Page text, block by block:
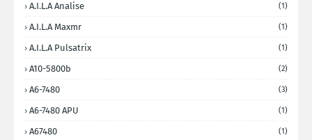
A.I.L.A Analise (1)
A.I.L.A Maxmr (1)
A.I.L.A Pulsatrix (1)
A10-5800b (2)
A6-7480 (3)
A6-7480 APU (1)
A67480 (1)